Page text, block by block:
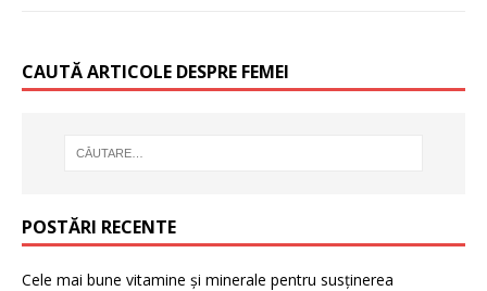
CAUTĂ ARTICOLE DESPRE FEMEI
POSTĂRI RECENTE
Cele mai bune vitamine și minerale pentru susținerea